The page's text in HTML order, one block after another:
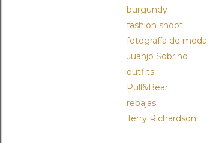
burgundy
fashion shoot
fotografía de moda
Juanjo Sobrino
outfits
Pull&Bear
rebajas
Terry Richardson